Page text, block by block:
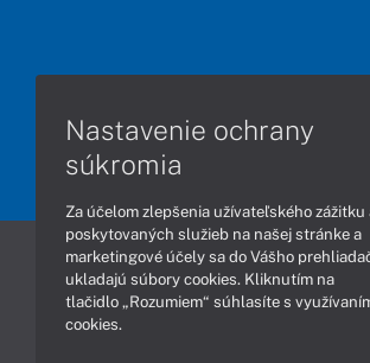
Informácie
Obchodné podmienky
Nastavenie ochrany
súkromia
Za účelom zlepšenia užívateľského zážitku
poskytovaných služieb na našej stránke a
marketingové účely sa do Vášho
ukladajú súbory cookies. Kliknutím na
tlačidlo „Rozumiem“ súhlasíte s
cookies.